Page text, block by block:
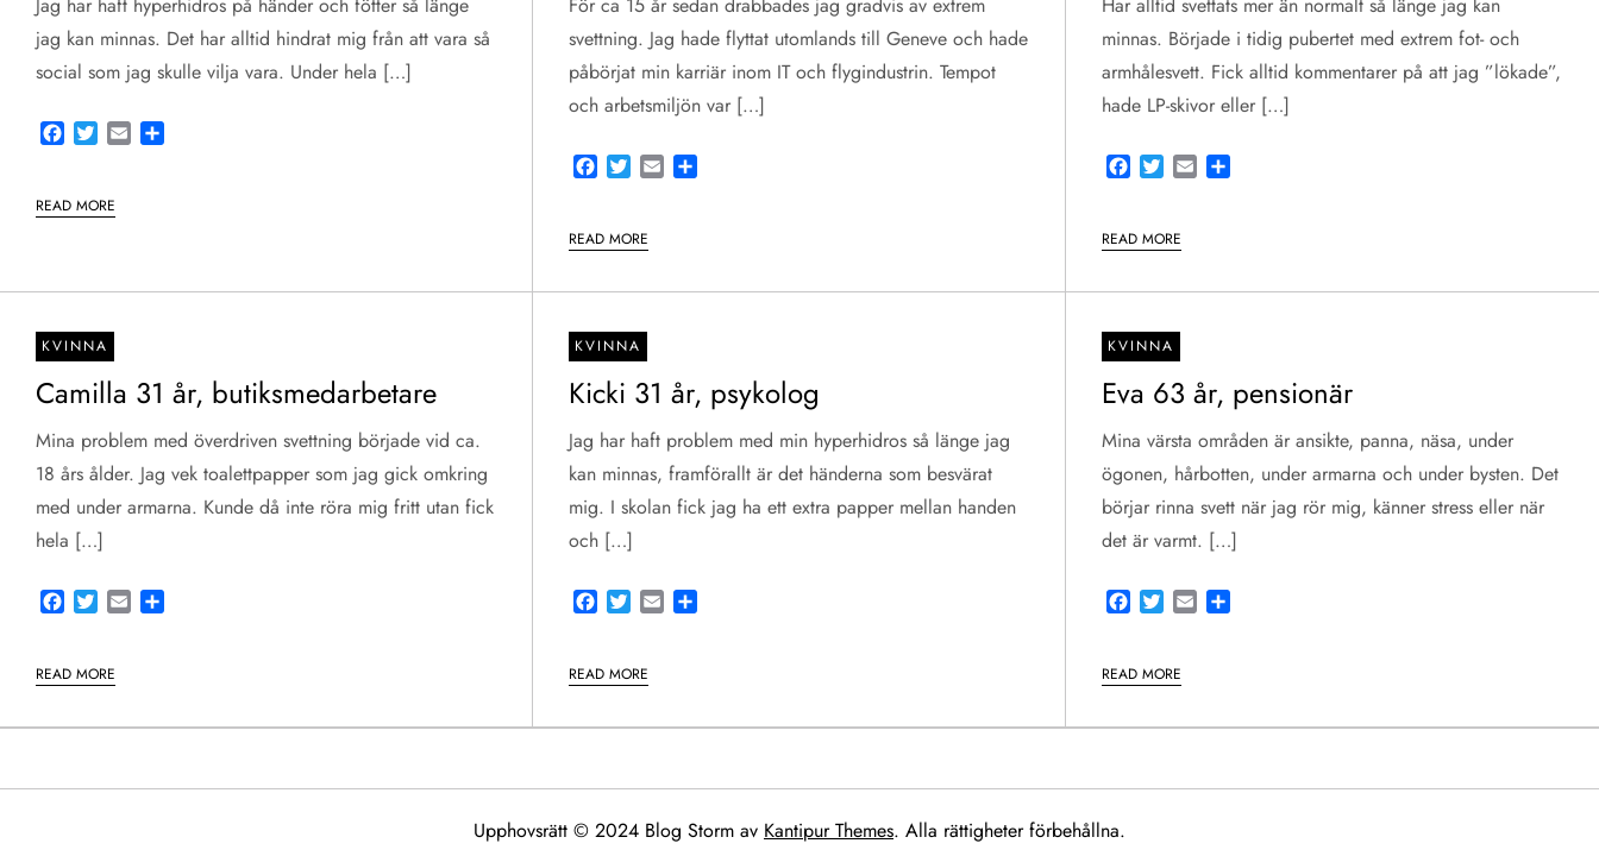
jag kan minnas. Det har alltid hindrat mig från att vara så
social som jag skulle vilja vara. Under hela […]
Facebook
TwitterEmail
READ MORE
svettning. Jag hade flyttat utomlands till Geneve och hade
påbörjat min karriär inom IT och flygindustrin. Tempot
och arbetsmiljön var […]
Facebook
TwitterEmailShare
READ MORE
minnas. Började i tidig pubertet med extrem fot- och
armhålesvett. Fick alltid kommentarer på att jag ”lökade”,
hade LP-skivor eller […]
Facebook
TwitterEmailShare
READ MORE
KVINNA
Camilla 31 år, butiksmedarbetare
Mina problem med överdriven svettning började vid ca.
18 års ålder. Jag vek toalettpapper som jag gick omkring
med under armarna. Kunde då inte röra mig fritt utan fick
hela […]
Facebook
TwitterEmail
READ MORE
KVINNA
Kicki 31 år, psykolog
Jag har haft problem med min hyperhidros så länge jag
kan minnas, framförallt är det händerna som besvärat
mig. I skolan fick jag ha ett extra papper mellan handen
och […]
Facebook
TwitterEmailShare
READ MORE
KVINNA
Eva 63 år, pensionär
Mina värsta områden är ansikte, panna, näsa, under
ögonen, hårbotten, under armarna och under bysten. Det
börjar rinna svett när jag rör mig, känner stress eller när
det är varmt. […]
Facebook
TwitterEmailShare
READ MORE
Upphovsrätt © 2024 Blog Storm av Kantipur Themes. Alla rättigheter förbehållna.